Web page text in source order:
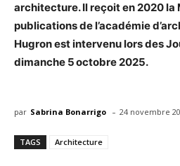
architecture. Il reçoit en 2020 la
publications de l’académie
Hugron est intervenu lors des
dimanche 5 octobre 2025.
par Sabrina Bonarrigo - 24 novembre
TAGS Architecture